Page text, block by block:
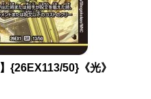
{26EX113/50}《光》